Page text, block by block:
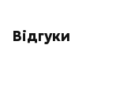
Відгуки